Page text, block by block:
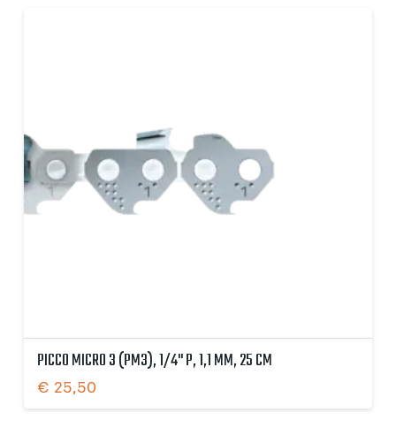
PICCO MICRO 3 (PM3), 1/4" P, 1,1 MM, 25 CM
€ 25,50